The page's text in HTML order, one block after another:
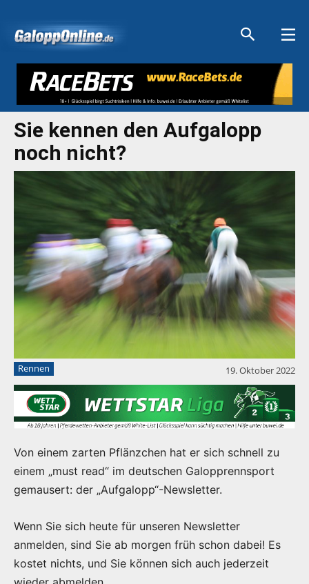
Sie kennen den Aufgalopp
noch nicht?
Rennen 19. Oktober 2022
Von einem zarten Pflänzchen hat er sich schnell zu
einem „must read“ im deutschen Galopprennsport
gemausert: der „Aufgalopp“-Newsletter.
Wenn Sie sich heute für unseren Newsletter
anmelden, sind Sie ab morgen früh schon dabei! Es
kostet nichts, und Sie können sich auch jederzeit